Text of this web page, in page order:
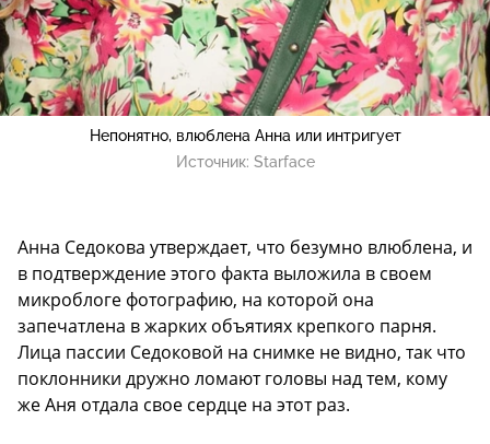
Непонятно, влюблена Анна или интригует
Источник: Starface
Анна Седокова утверждает, что безумно влюблена, и
в подтверждение этого факта выложила в своем
микроблоге фотографию, на которой она
запечатлена в жарких объятиях крепкого парня.
Лица пассии Седоковой на снимке не видно, так что
поклонники дружно ломают головы над тем, кому
же Аня отдала свое сердце на этот раз.